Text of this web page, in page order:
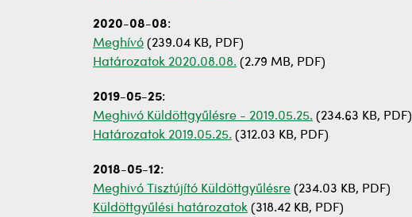
2020-08-08:
Meghívó (239.04 KB, PDF)
Határozatok 2020.08.08. (2.79 MB, PDF)
2019-05-25:
Meghivó Küldöttgyűlésre - 2019.05.25. (234.63 KB, PDF)
Határozatok 2019.05.25. (312.03 KB, PDF)
2018-05-12:
Meghivó Tisztújító Küldöttgyűlésre (234.03 KB, PDF)
Küldöttgyűlési határozatok (318.42 KB, PDF)